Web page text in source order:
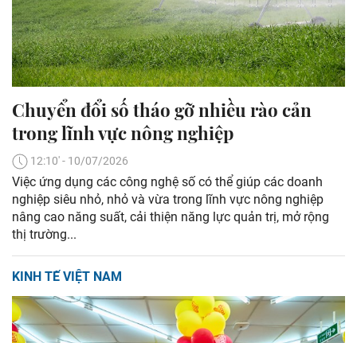
Chuyển đổi số tháo gỡ nhiều rào cản
trong lĩnh vực nông nghiệp
12:10' - 10/07/2026
Việc ứng dụng các công nghệ số có thể giúp các doanh
nghiệp siêu nhỏ, nhỏ và vừa trong lĩnh vực nông nghiệp
nâng cao năng suất, cải thiện năng lực quản trị, mở rộng
thị trường...
KINH TẾ VIỆT NAM